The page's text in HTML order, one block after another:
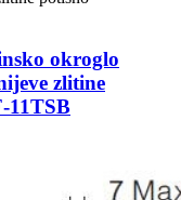
okroglo
zlitine
11TSB